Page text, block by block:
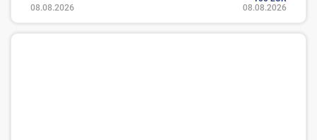
08.08.2026
08.08.2026